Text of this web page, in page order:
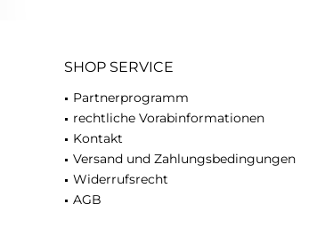
SHOP SERVICE
Partnerprogramm
rechtliche Vorabinformationen
Kontakt
Versand und Zahlungsbedingungen
Widerrufsrecht
AGB